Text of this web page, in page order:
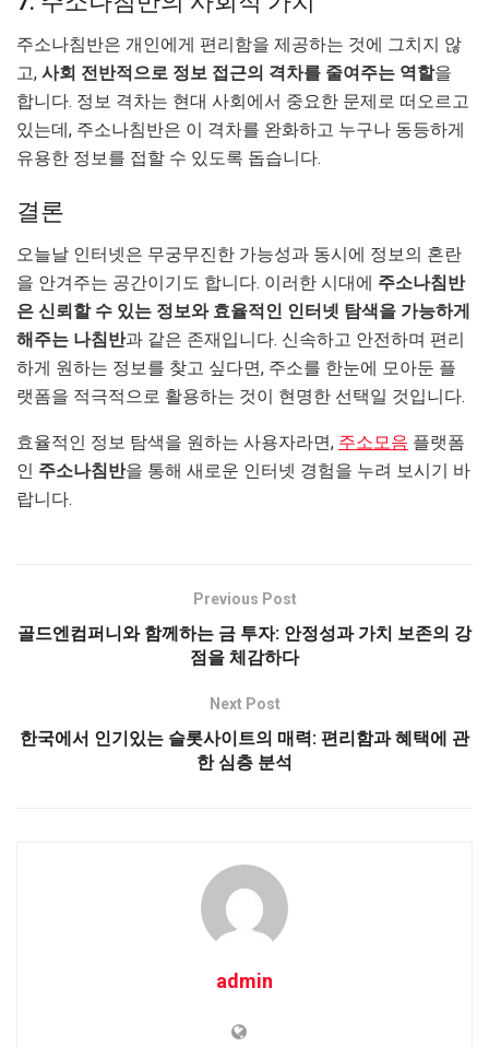
주소나침반은 개인에게 편리함을 제공하는 것에 그치지 않
고, 사회 전반적으로 정보 접근의 격차를 줄여주는 역할을
합니다. 정보 격차는 현대 사회에서 중요한 문제로 떠오르고
있는데, 주소나침반은 이 격차를 완화하고 누구나 동등하게
유용한 정보를 접할 수 있도록 돕습니다.
결론
오늘날 인터넷은 무궁무진한 가능성과 동시에 정보의 혼란
을 안겨주는 공간이기도 합니다. 이러한 시대에 주소나침반
은 신뢰할 수 있는 정보와 효율적인 인터넷 탐색을 가능하게
해주는 나침반과 같은 존재입니다. 신속하고 안전하며 편리
하게 원하는 정보를 찾고 싶다면, 주소를 한눈에 모아둔 플
랫폼을 적극적으로 활용하는 것이 현명한 선택일 것입니다.
효율적인 정보 탐색을 원하는 사용자라면, 주소모음 플랫폼
인 주소나침반을 통해 새로운 인터넷 경험을 누려 보시기 바
랍니다.
Previous Post
골드엔컴퍼니와 함께하는 금 투자: 안정성과 가치 보존의 강
점을 체감하다
Next Post
한국에서 인기있는 슬롯사이트의 매력: 편리함과 혜택에 관
한 심층 분석
admin